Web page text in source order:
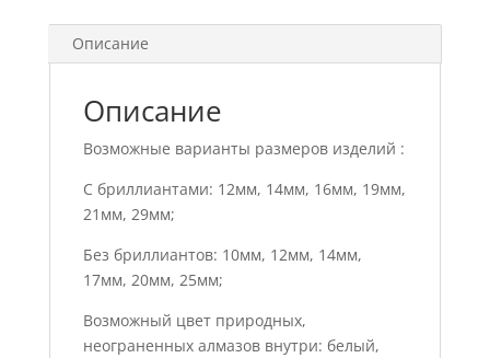
Описание
Описание
Возможные варианты размеров изделий :
С бриллиантами: 12мм, 14мм, 16мм, 19мм,
21мм, 29мм;
Без бриллиантов: 10мм, 12мм, 14мм,
17мм, 20мм, 25мм;
Возможный цвет природных,
неограненных алмазов внутри: белый,